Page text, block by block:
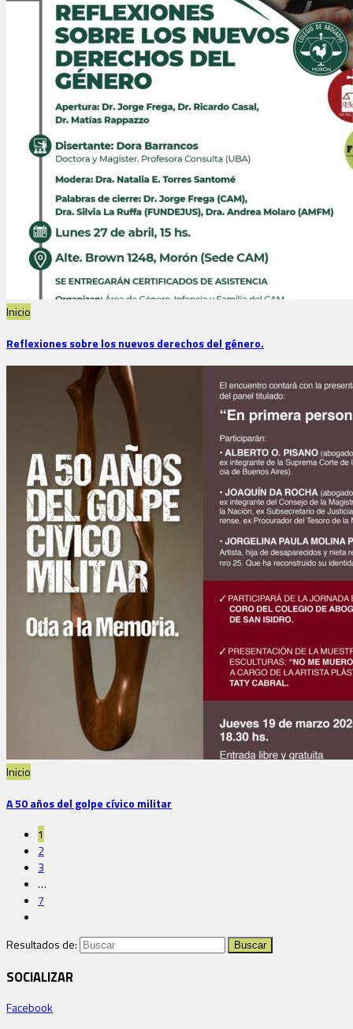
Inicio
Reflexiones sobre los nuevos derechos del género.
Inicio
A 50 años del golpe cívico militar
1
2
3
…
7
Resultados de:
SOCIALIZAR
Facebook